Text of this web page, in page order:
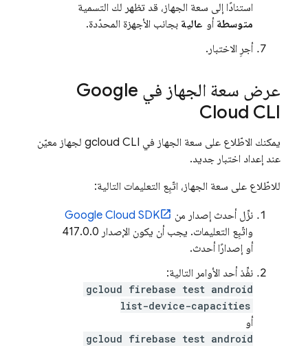
استنادًا إلى سعة الجهاز، قد تظهر لك التسمية
متوسطة أو عالية بجانب الأجهزة المحدّدة.
أجرِ الاختبار.
عرض سعة الجهاز في Google
Cloud CLI
يمكنك الاطّلاع على سعة الجهاز في gcloud CLI لجهاز معيّن
عند إعداد اختبار جديد.
للاطّلاع على سعة الجهاز، اتّبِع التعليمات التالية:
نزِّل أحدث إصدار من
Google Cloud SDK
واتّبِع التعليمات. يجب أن يكون الإصدار 417.0.0
أو إصدارًا أحدث.
نفِّذ أحد الأوامر التالية:
gcloud firebase test android
list-device-capacities
أو
gcloud firebase test android